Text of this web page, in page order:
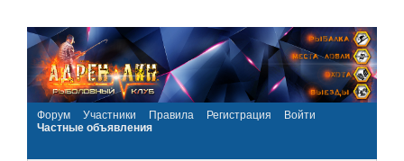
Форум Участники Правила Регистрация
Войти
Частные объявления